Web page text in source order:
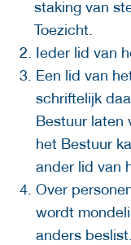
staking van
Toezicht.
Ieder lid van
Een lid van
schriftelijk
Bestuur laten
het Bestuur
ander lid van
Over
wordt
anders